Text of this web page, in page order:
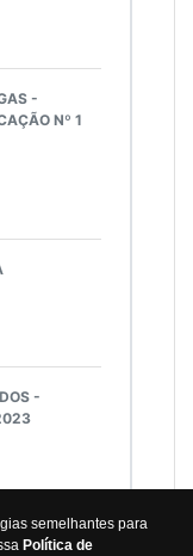
semelhantes para
Política de
-
Nº 1
-